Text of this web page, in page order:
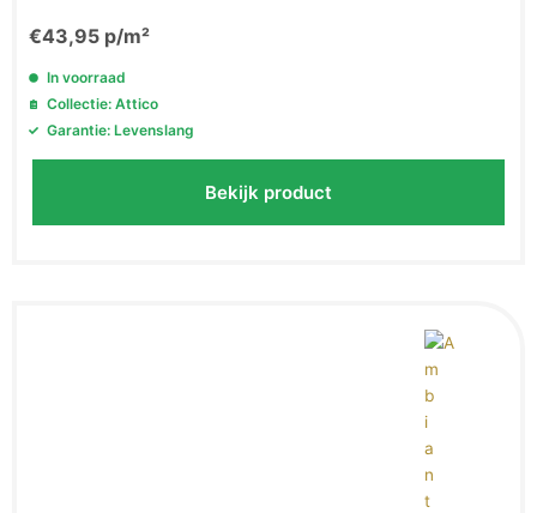
€43,95 p/m²
In voorraad
Collectie: Attico
Garantie: Levenslang
Bekijk product